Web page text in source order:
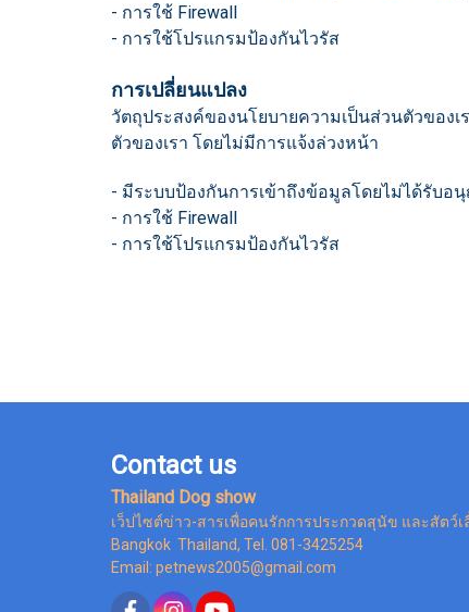
- การใช้ Firewall
- การใช้โปรแกรมป้องกันไวรัส
การเปลี่ยนแปลง
วัตถุประสงค์ของนโยบายความเป็นส่วนตัวของ
ตัวของเรา โดยไม่มีการแจ้งล่วงหน้า
- มีระบบป้องกันการเข้าถึงข้อมูลโดยไม่ได้รับ
- การใช้ Firewall
- การใช้โปรแกรมป้องกันไวรัส
Contact us
Thailand Dog show
เว็ปไซต์ข่าว-สารเพื่อคนรักการประกวดสุนัข และสัตว์เ
Bangkok Thailand, Tel. 081-3425254
Email: petnews2005@gmail.com